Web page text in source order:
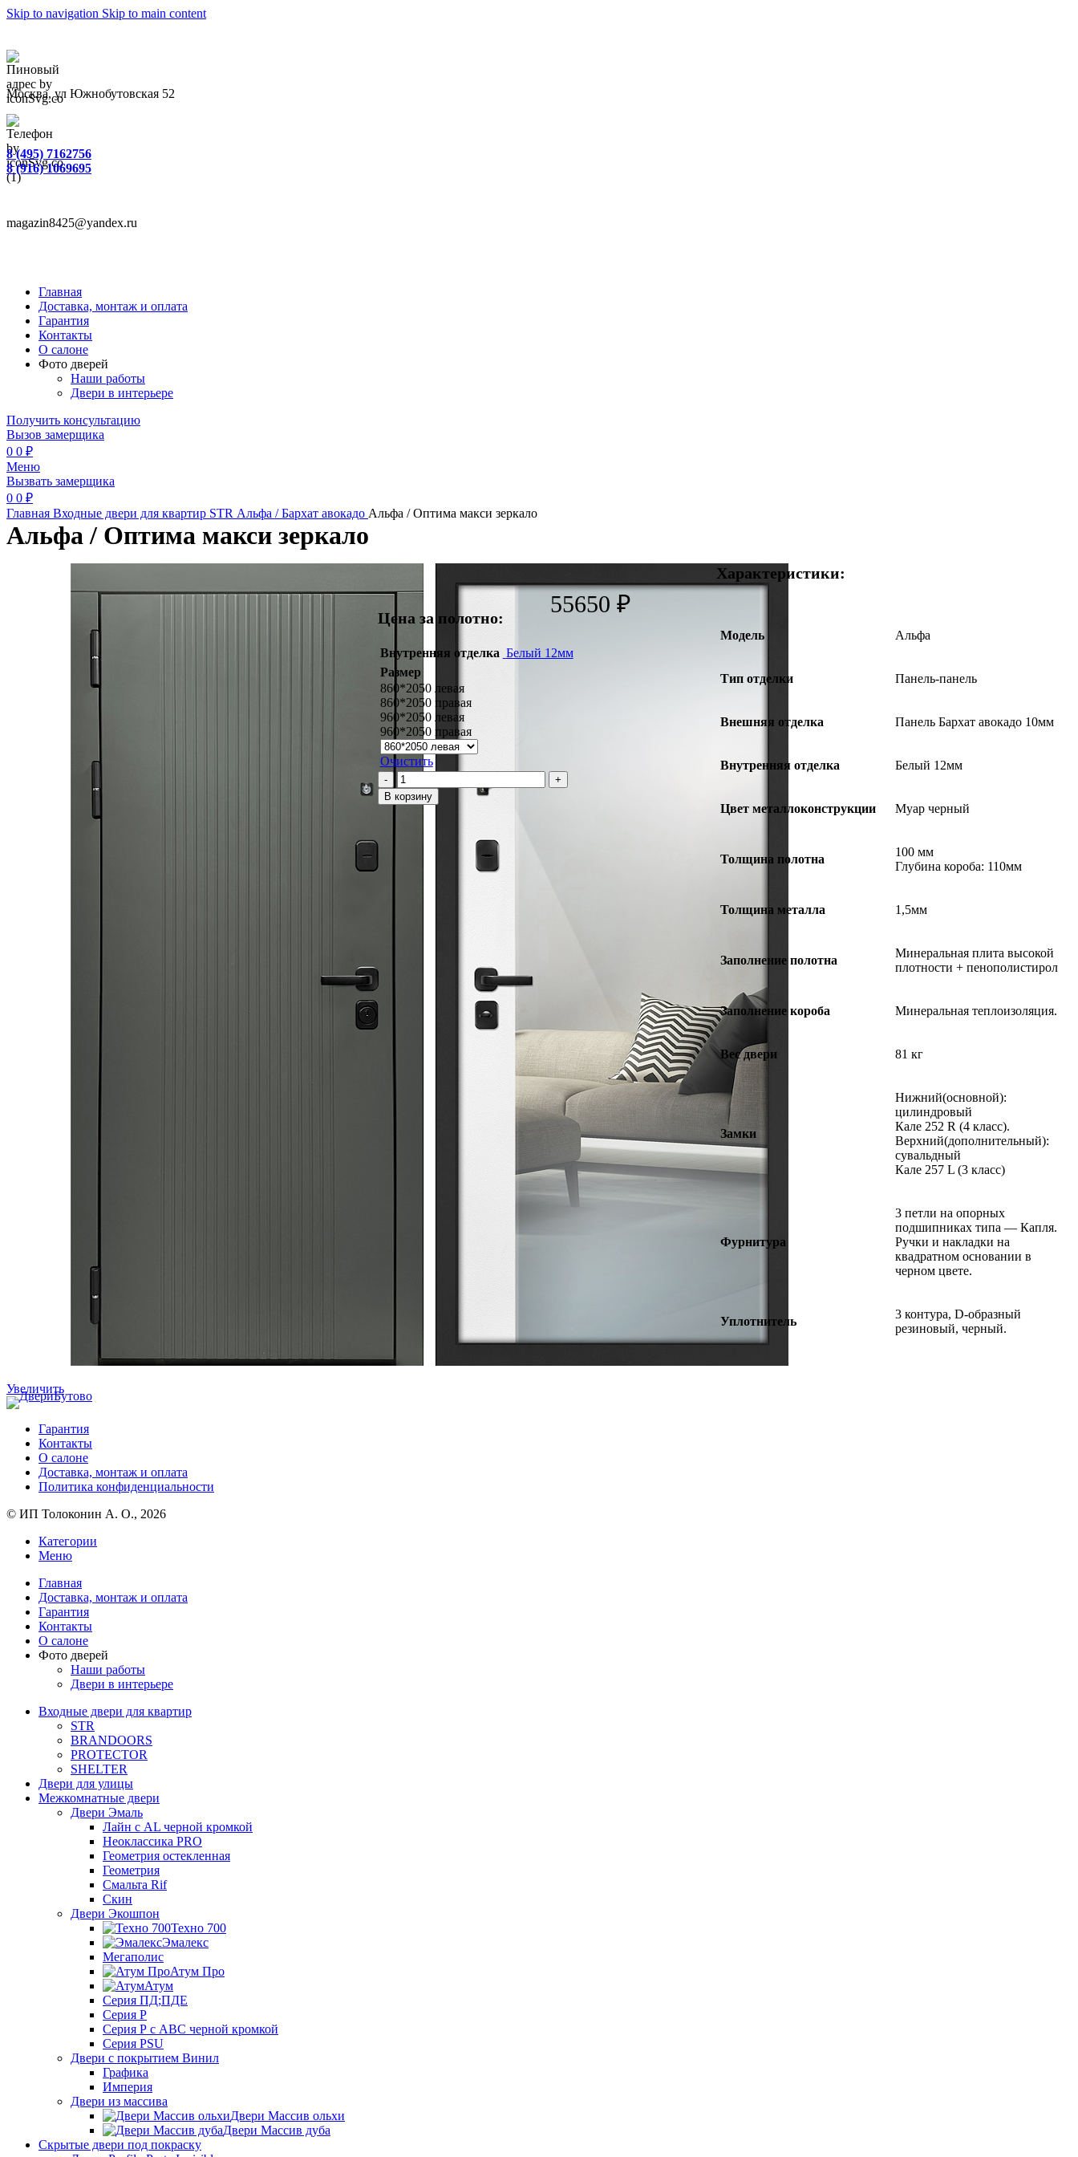
Skip to navigation Skip to main content
Москва, ул Южнобутовская 52
8 (495) 7162756
8 (916) 1069695
magazin8425@yandex.ru
Главная
Доставка, монтаж и оплата
Гарантия
Контакты
О салоне
Фото дверей
Наши работы
Двери в интерьере
Получить консультацию
Вызов замерщика
0 0 ₽
Меню
Вызвать замерщика
0 0 ₽
Главная Входные двери для квартир STR Альфа / Бархат авокадо Альфа / Оптима макси зеркало
Альфа / Оптима макси зеркало
Увеличить
Цена за полотно:
55650 ₽
Внутренняя отделка Белый 12мм
Размер
860*2050 левая
860*2050 правая
960*2050 левая
960*2050 правая
Очистить
Количество
товара
Альфа
В корзину
Характеристики:
Модель Альфа
Тип отделки Панель-панель
Внешняя отделка Панель Бархат авокадо 10мм
Внутренняя отделка Белый 12мм
Цвет металлоконструкции Муар черный
Толщина полотна
100 мм
Глубина короба: 110мм
Толщина металла 1,5мм
Заполнение полотна
Минеральная плита высокой
плотности + пенополистирол
Заполнение короба Минеральная теплоизоляция.
Вес двери 81 кг
Замки
Нижний(основной):
цилиндровый
Кале 252 R (4 класс).
Верхний(дополнительный):
сувальдный
Кале 257 L (3 класс)
Фурнитура
3 петли на опорных
подшипниках типа — Капля.
Ручки и накладки на
квадратном основании в
черном цвете.
Уплотнитель
3 контура, D-образный
резиновый, черный.
Гарантия
Контакты
О салоне
Доставка, монтаж и оплата
Политика конфиденциальности
© ИП Толоконин А. О., 2026
Категории
Меню
Главная
Доставка, монтаж и оплата
Гарантия
Контакты
О салоне
Фото дверей
Наши работы
Двери в интерьере
Входные двери для квартир
STR
BRANDOORS
PROTECTOR
SHELTER
Двери для улицы
Межкомнатные двери
Двери Эмаль
Лайн с AL черной кромкой
Неоклассика PRO
Геометрия остекленная
Геометрия
Смальта Rif
Скин
Двери Экошпон
Техно 700
Эмалекс
Мегаполис
Атум Про
Атум
Серия ПД;ПДЕ
Серия Р
Серия Р с АВС черной кромкой
Серия PSU
Двери с покрытием Винил
Графика
Империя
Двери из массива
Двери Массив ольхи
Двери Массив дуба
Скрытые двери под покраску